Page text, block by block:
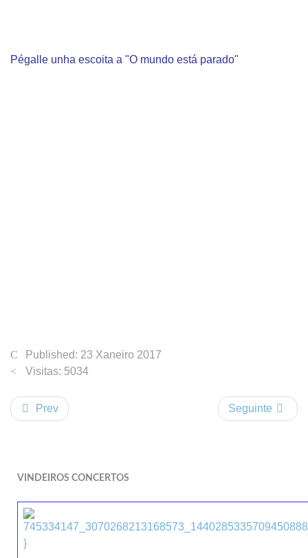
Pégalle unha escoita a "O mundo está parado"
Published: 23 Xaneiro 2017
Visitas: 5034
Prev Seguinte
VINDEIROS CONCERTOS
}